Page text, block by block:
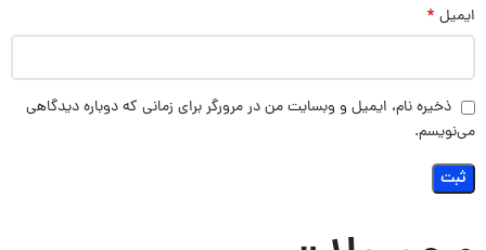
ایمیل *
ذخیره نام، ایمیل و وبسایت من در مرورگر برای زمانی که دوباره دیدگاهی
می‌نویسم.